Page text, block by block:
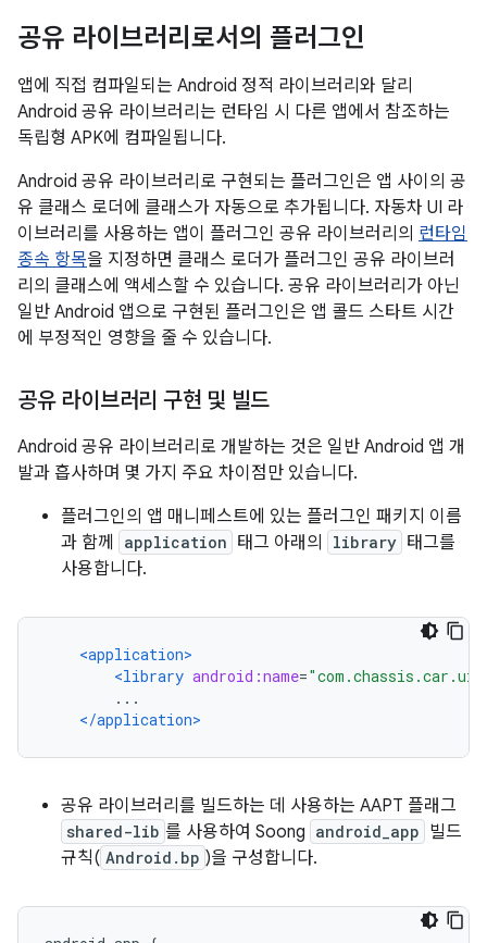
공유 라이브러리로서의 플러그인
앱에 직접 컴파일되는 Android 정적 라이브러리와 달리
Android 공유 라이브러리는 런타임 시 다른 앱에서 참조하는
독립형 APK에 컴파일됩니다.
Android 공유 라이브러리로 구현되는 플러그인은 앱 사이의 공
유 클래스 로더에 클래스가 자동으로 추가됩니다. 자동차 UI 라
이브러리를 사용하는 앱이 플러그인 공유 라이브러리의 런타임
종속 항목을 지정하면 클래스 로더가 플러그인 공유 라이브러
리의 클래스에 액세스할 수 있습니다. 공유 라이브러리가 아닌
일반 Android 앱으로 구현된 플러그인은 앱 콜드 스타트 시간
에 부정적인 영향을 줄 수 있습니다.
공유 라이브러리 구현 및 빌드
Android 공유 라이브러리로 개발하는 것은 일반 Android 앱 개
발과 흡사하며 몇 가지 주요 차이점만 있습니다.
플러그인의 앱 매니페스트에 있는 플러그인 패키지 이름
과 함께
application 태그 아래의 library 태그를
사용합니다.
<application>
<library android:name=
...
</application>
공유 라이브러리를 빌드하는 데 사용하는 AAPT 플래그
shared-lib 를 사용하여 Soong android_app 빌드
규칙( Android.bp )을 구성합니다.